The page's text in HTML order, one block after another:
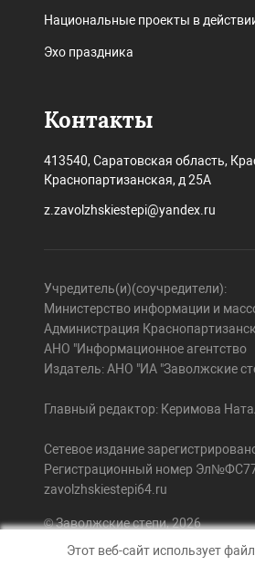
Национальные проекты в
Эхо праздника
Контакты
413540, Саратовская область,
Краснопартизанская, д 25А
z.zavolzhskiestepi@yandex.ru
Учредитель(и)(соучредители):
Министерство информации и
Администрация
АНО "Информационное агентство
Издатель: АНО "ИА "Заволжские
Главный редактор: Керимова
Сетевое издание
Регистрационный номер
zavolzhskiestepi64.ru
© Заволжские степи, 2026
Этот веб-сайт использует